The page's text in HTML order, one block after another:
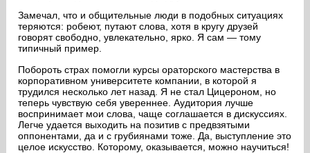
Замечал, что и общительные люди в подобных ситуациях
теряются: робеют, путают слова, хотя в кругу друзей
говорят свободно, увлекательно, ярко. Я сам — тому
типичный пример.
Побороть страх помогли курсы ораторского мастерства в
корпоративном университете компании, в которой я
трудился несколько лет назад. Я не стал Цицероном, но
теперь чувствую себя увереннее. Аудитория лучше
воспринимает мои слова, чаще соглашается в дискуссиях.
Легче удается выходить на позитив с предвзятыми
оппонентами, да и с грубиянами тоже. Да, выступление это
целое искусство. Которому, оказывается, можно научиться!